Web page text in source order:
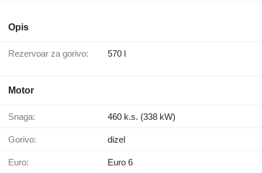
Opis
Rezervoar za gorivo: 570 l
Motor
Snaga: 460 k.s. (338 kW)
Gorivo: dizel
Euro: Euro 6